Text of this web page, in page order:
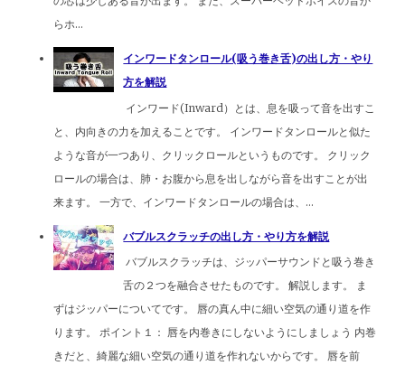
らホ...
インワードタンロール(吸う巻き舌)の出し方・やり
方を解説
インワード(Inward）とは、息を吸って音を出すこ
と、内向きの力を加えることです。 インワードタンロールと似た
ような音が一つあり、クリックロールというものです。 クリック
ロールの場合は、肺・お腹から息を出しながら音を出すことが出
来ます。 一方で、インワードタンロールの場合は、...
バブルスクラッチの出し方・やり方を解説
バブルスクラッチは、ジッパーサウンドと吸う巻き
舌の２つを融合させたものです。 解説します。 ま
ずはジッパーについてです。 唇の真ん中に細い空気の通り道を作
ります。 ポイント１： 唇を内巻きにしないようにしましょう 内巻
きだと、綺麗な細い空気の通り道を作れないからです。 唇を前